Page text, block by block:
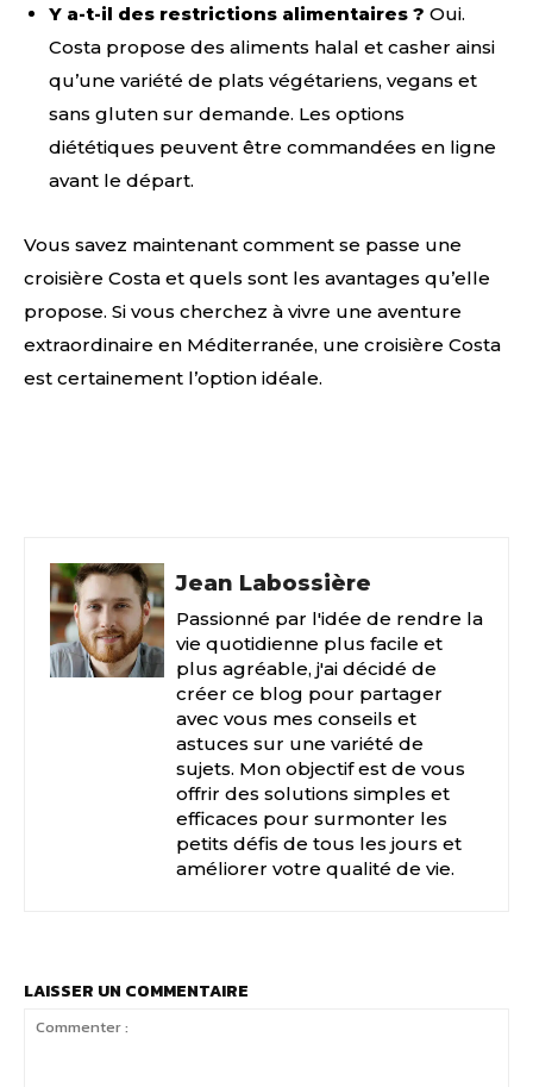
Y a-t-il des restrictions alimentaires ? Oui.
Costa propose des aliments halal et casher ainsi
qu’une variété de plats végétariens, vegans et
sans gluten sur demande. Les options
diététiques peuvent être commandées en ligne
avant le départ.
Vous savez maintenant comment se passe une
croisière Costa et quels sont les avantages qu’elle
propose. Si vous cherchez à vivre une aventure
extraordinaire en Méditerranée, une croisière Costa
est certainement l’option idéale.
Jean Labossière
Passionné par l'idée de rendre la
vie quotidienne plus facile et
plus agréable, j'ai décidé de
créer ce blog pour partager
avec vous mes conseils et
astuces sur une variété de
sujets. Mon objectif est de vous
offrir des solutions simples et
efficaces pour surmonter les
petits défis de tous les jours et
améliorer votre qualité de vie.
LAISSER UN COMMENTAIRE